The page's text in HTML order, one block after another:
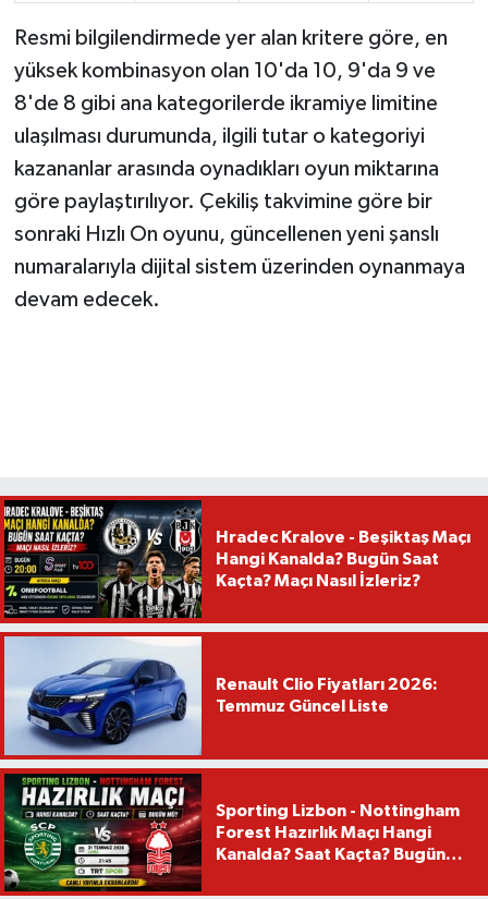
Resmi bilgilendirmede yer alan kritere göre, en
yüksek kombinasyon olan 10'da 10, 9'da 9 ve
8'de 8 gibi ana kategorilerde ikramiye limitine
ulaşılması durumunda, ilgili tutar o kategoriyi
kazananlar arasında oynadıkları oyun miktarına
göre paylaştırılıyor. Çekiliş takvimine göre bir
sonraki Hızlı On oyunu, güncellenen yeni şanslı
numaralarıyla dijital sistem üzerinden oynanmaya
devam edecek.
Hradec Kralove - Beşiktaş Maçı
Hangi Kanalda? Bugün Saat
Kaçta? Maçı Nasıl İzleriz?
Renault Clio Fiyatları 2026:
Temmuz Güncel Liste
Sporting Lizbon - Nottingham
Forest Hazırlık Maçı Hangi
Kanalda? Saat Kaçta? Bugün